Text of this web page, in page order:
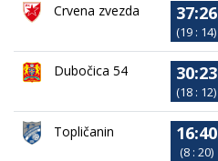
Crvena zvezda 37:26
(19 : 14)
Dubočica 54 30:23
(18 : 12)
Topličanin 16:40
(8 : 20)